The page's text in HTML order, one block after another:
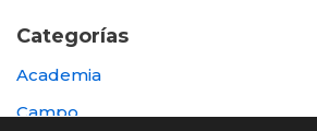
Categorías
Academia
Campo